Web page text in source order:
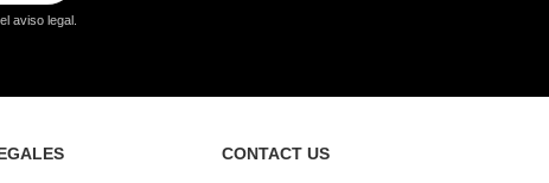
aviso legal.
CONTACT US